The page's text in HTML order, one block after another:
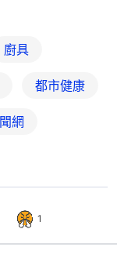
廚具
都市健康
網
1